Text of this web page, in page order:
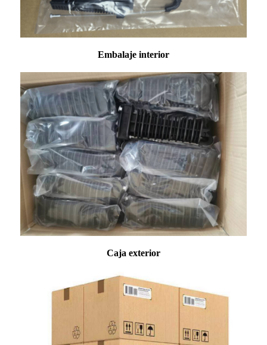
Embalaje interior
Caja exterior